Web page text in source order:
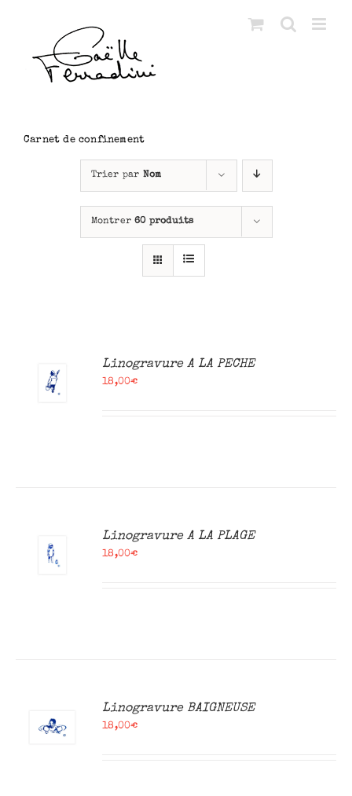
Carnet de confinement
Trier par Nom
Montrer60 produits
Linogravure A LA PECHE
18,00€
Linogravure A LA PLAGE
18,00€
Linogravure BAIGNEUSE
18,00€